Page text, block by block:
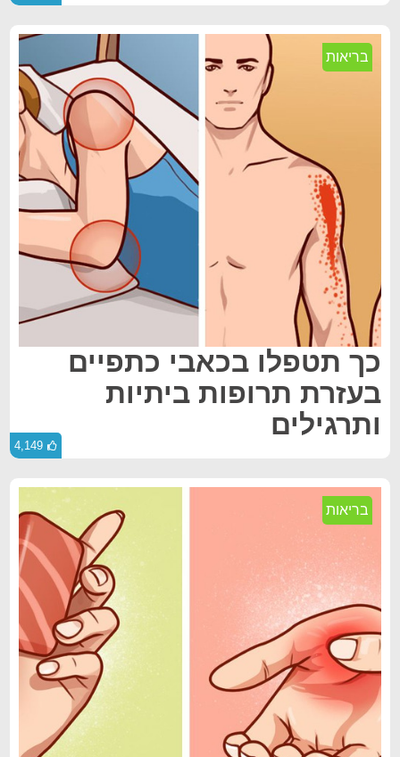
בריאות
כך תטפלו בכאבי כתפיים
בעזרת תרופות ביתיות
ותרגילים
4,149
בריאות